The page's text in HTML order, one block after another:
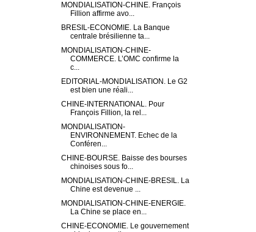
MONDIALISATION-CHINE. François
Fillion affirme avo...
BRESIL-ECONOMIE. La Banque
centrale brésilienne ta...
MONDIALISATION-CHINE-
COMMERCE. L’OMC confirme la
c...
EDITORIAL-MONDIALISATION. Le G2
est bien une réali...
CHINE-INTERNATIONAL. Pour
François Fillion, la rel...
MONDIALISATION-
ENVIRONNEMENT. Echec de la
Conféren...
CHINE-BOURSE. Baisse des bourses
chinoises sous fo...
MONDIALISATION-CHINE-BRESIL. La
Chine est devenue ...
MONDIALISATION-CHINE-ENERGIE.
La Chine se place en...
CHINE-ECONOMIE. Le gouvernement